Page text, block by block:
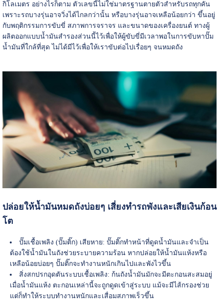
กิโลเมตร อย่างไรก็ตาม ตัวเลขนี้ไม่ใช่มาตรฐานตายตัวสำหรับรถทุกคัน
เพราะรถบางรุ่นอาจวิ่งได้ไกลกว่านั้น หรือบางรุ่นอาจเหลือน้อยกว่า ขึ้นอยู่
กับพฤติกรรมการขับขี่ สภาพการจราจร และขนาดของเครื่องยนต์ ทางผู้
ผลิตออกแบบน้ำมันสำรองส่วนนี้ไว้เพื่อให้ผู้ขับขี่มีเวลาพอในการขับหาปั๊ม
น้ำมันที่ใกล้ที่สุด ไม่ได้มีไว้เพื่อให้เราขับต่อไปเรื่อยๆ จนหมดถัง
ปล่อยให้น้ำมันหมดถังบ่อยๆ เสี่ยงทำรถพังและเสียเงินก้อน
โต
ปั๊มเชื้อเพลิง (ปั๊มติ๊ก) เสียหาย: ปั๊มติ๊กทำหน้าที่ดูดน้ำมันและจำเป็น
ต้องใช้น้ำมันในถังช่วยระบายความร้อน หากปล่อยให้น้ำมันแห้งหรือ
เหลือน้อยบ่อยๆ ปั๊มติ๊กจะทำงานหนักเกินไปและพังไวขึ้น
สิ่งสกปรกอุดตันระบบเชื้อเพลิง: ก้นถังน้ำมันมักจะมีตะกอนสะสมอยู่
เมื่อน้ำมันแห้ง ตะกอนเหล่านี้จะถูกดูดเข้าสู่ระบบ แม้จะมีไส้กรองช่วย
แต่ก็ทำให้ระบบทำงานหนักและเสื่อมสภาพเร็วขึ้น